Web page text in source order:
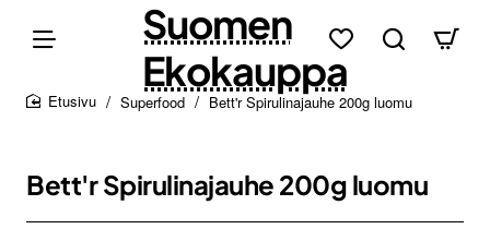
Suomen
Ekokauppa
Superfood Bett'r Spirulinajauhe 200g luomu
Bett'r Spirulinajauhe 200g luomu